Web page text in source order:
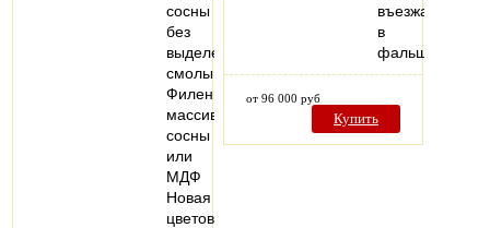
сосны
без
выделения
смолы
Филенка
массив
сосны
или
МДФ
Новая
цветовая
въезжающих
в
фальшстену..
от 96 000 руб
Купить